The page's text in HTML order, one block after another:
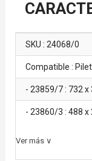
SKU : 24068/0
Compatible :
- 23859/7 : 732 x
- 23860/3 : 488 x
Ver más ∨